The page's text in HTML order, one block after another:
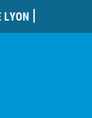
LYON